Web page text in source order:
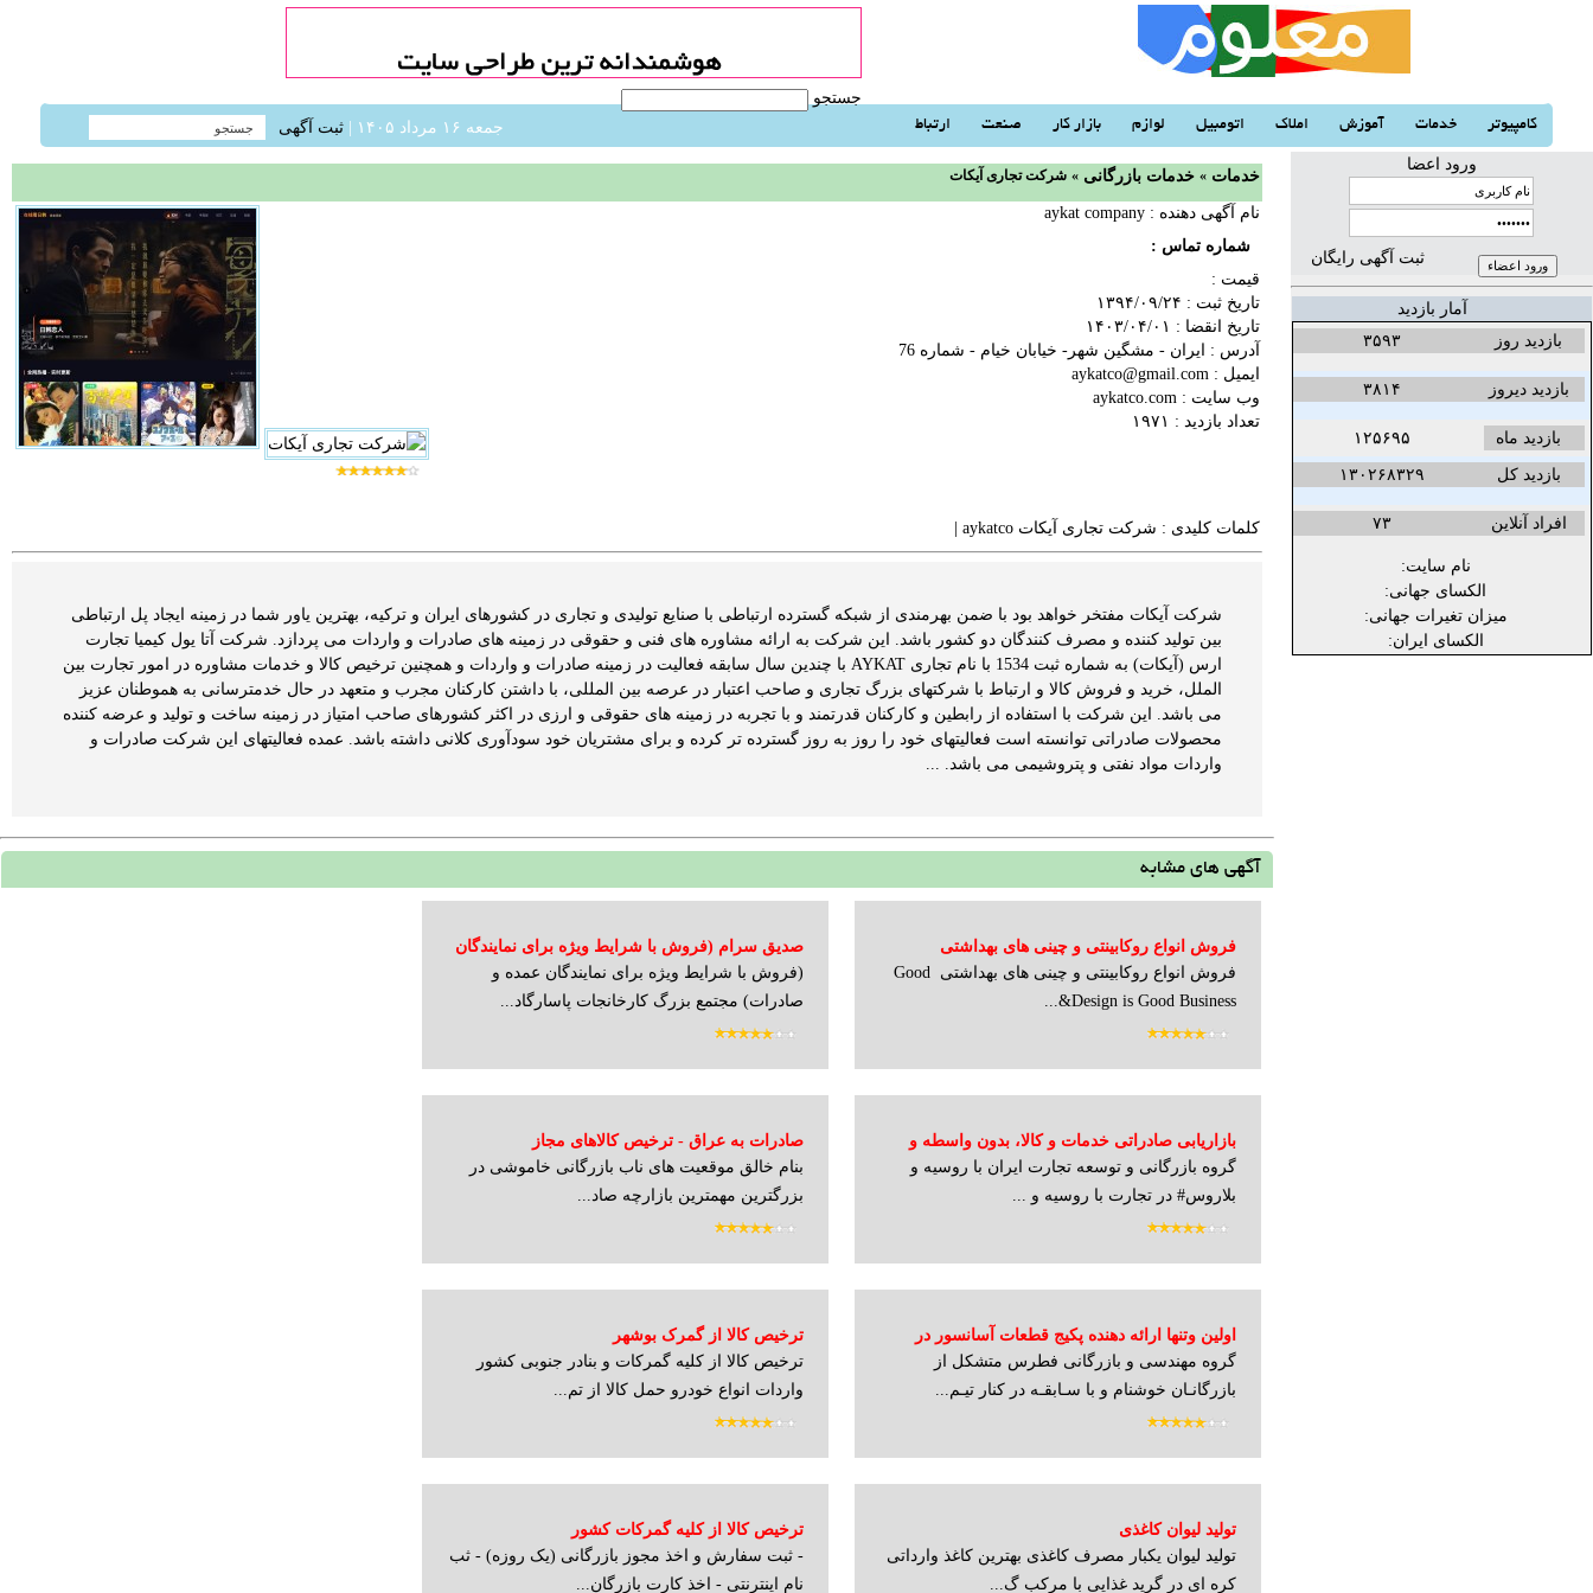
جمعه ۱۶ مرداد ۱۴۰۵ | ثبت آگهی
جستجو
کامپیوتر خدمات آموزش املاک اتومبیل لوازم بازار کار صنعت ارتباط
خدمات « خدمات بازرگانی « شرکت تجاری آیکات
نام آگهی دهنده : aykat company
شماره تماس :
قیمت :
تاریخ ثبت : ۱۳۹۴/۰۹/۲۴‬
تاریخ انقضا : ۱۴۰۳/۰۴/۰۱‬
آدرس : ایران - مشگین شهر- خیابان خیام - شماره 76
ایمیل : aykatco@gmail.com
وب سایت : aykatco.com
تعداد بازدید : ۱۹۷۱
کلمات کلیدی : شرکت تجاری آیکات aykatco | ‬
شرکت آیکات مفتخر خواهد بود با ضمن بهرمندی از شبکه گسترده ارتباطی با صنایع تولیدی و تجاری در کشورهای ایران و ترکیه، بهترین یاور شما در زمینه ایجاد پل ارتباطی
بین تولید کننده و مصرف کنندگان دو کشور باشد. این شرکت به ارائه مشاوره های فنی و حقوقی در زمینه های صادرات و واردات می پردازد. شرکت آتا یول کیمیا تجارت
ارس (آیکات) به شماره ثبت 1534 با نام تجاری AYKAT با چندین سال سابقه فعالیت در زمینه صادرات و واردات و همچنین ترخیص کالا و خدمات مشاوره در امور تجارت بین
الملل، خرید و فروش کالا و ارتباط با شرکتهای بزرگ تجاری و صاحب اعتبار در عرصه بین المللی، با داشتن کارکنان مجرب و متعهد در حال خدمترسانی به هموطنان عزیز
می باشد. این شرکت با استفاده از رابطین و کارکنان قدرتمند و با تجربه در زمینه های حقوقی و ارزی در اکثر کشورهای صاحب امتیاز در زمینه ساخت و تولید و عرضه کننده
محصولات صادراتی توانسته است فعالیتهای خود را روز به روز گسترده تر کرده و برای مشتریان خود سودآوری کلانی داشته باشد. عمده فعالیتهای این شرکت صادرات و
واردات مواد نفتی و پتروشیمی می باشد. ...
آگهی های مشابه
فروش انواع روکابینتی و چینی های بهداشتی
فروش انواع روکابینتی و چینی های بهداشتی Good
Design is Good Business&...
صدیق سرام (فروش با شرایط ویژه برای نمایندگان
عمده و صادرات)
(فروش با شرایط ویژه برای نمایندگان عمده و
صادرات) مجتمع بزرگ کارخانجات پاسارگاد...
بازاریابی صادراتی خدمات و کالا، بدون واسطه و
هزینه بالا در روسیه و بلاروس
گروه بازرگانی و توسعه تجارت ایران با روسیه و
بلاروس# در تجارت با روسیه و ...
صادرات به عراق - ترخیص کالاهای مجاز
بنام خالق موقعیت های ناب بازرگانی خاموشی در
بزرگترین مهمترین بازارچه صاد...
اولین وتنها ارائه دهنده پکیج قطعات آسانسور در
ایران و خاورمیانه
گروه مهندسی و بازرگانی فطرس متشکل از
بازرگانـان خوشنام و با سـابقـه در کنار تیـم...
ترخیص کالا از گمرک بوشهر
ترخیص کالا از کلیه گمرکات و بنادر جنوبی کشور
واردات انواع خودرو حمل کالا از تم...
تولید لیوان کاغذی
تولید لیوان یکبار مصرف کاغذی بهترین کاغذ وارداتی
کره ای در گرید غذایی با مرکب گ...
ترخیص کالا از کلیه گمرکات کشور
- ثبت سفارش و اخذ مجوز بازرگانی (یک روزه) - ثب
نام اینترنتی - اخذ کارت بازرگان...
ورود اعضا
ثبت آگهی رایگان
آمار بازدید
بازدید روز
۳۵۹۳
بازدید دیروز ۳۸۱۴
بازدید ماه ۱۲۵۶۹۵
بازدید کل ۱۳۰۲۶۸۳۲۹
افراد آنلاین ۷۳
نام سایت:
الکسای جهانی:
میزان تغیرات جهانی:
الکسای ایران: